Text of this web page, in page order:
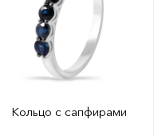
Кольцо с сапфирами